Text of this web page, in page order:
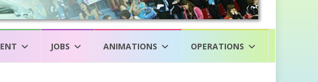
JOBS ANIMATIONS OPERATIONS